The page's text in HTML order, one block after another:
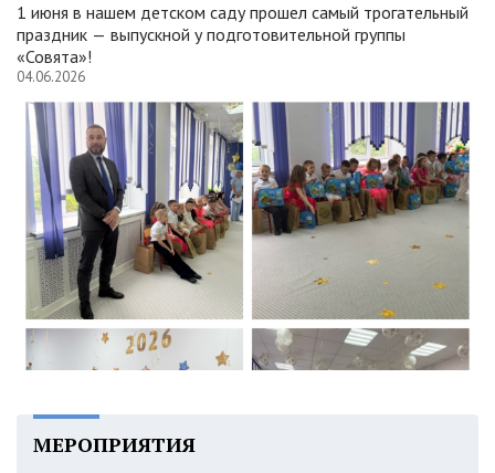
1 июня в нашем детском саду прошел самый трогательный
праздник — выпускной у подготовительной группы
«Совята»!
04.06.2026
МЕРОПРИЯТИЯ